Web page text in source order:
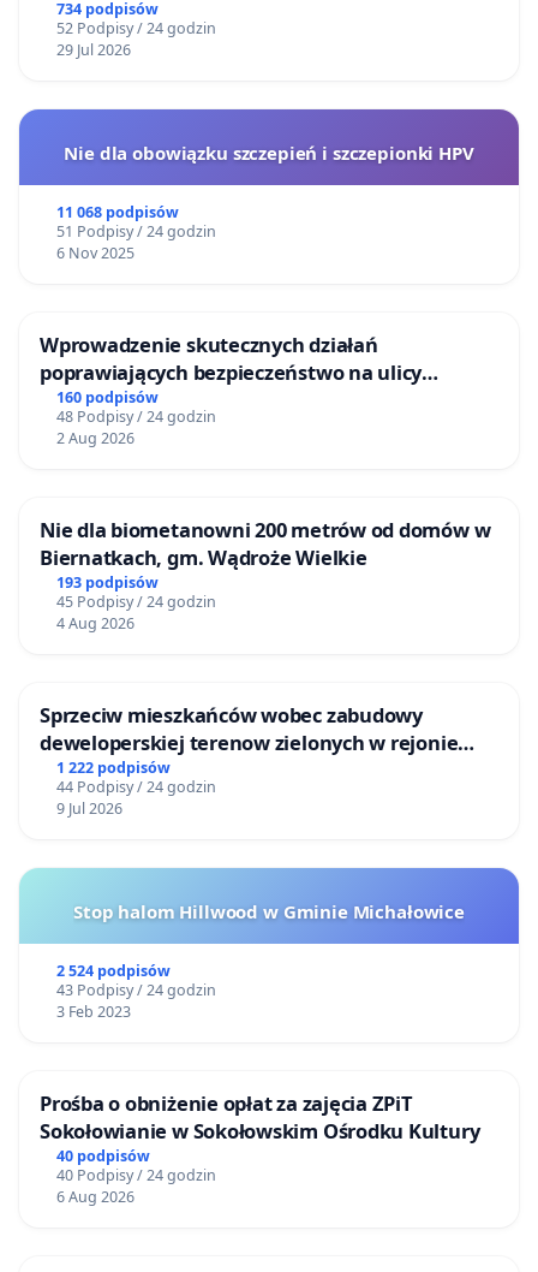
ogrody działkowe.
734 podpisów
52 Podpisy / 24 godzin
29 Jul 2026
Nie dla obowiązku szczepień i szczepionki HPV
11 068 podpisów
51 Podpisy / 24 godzin
6 Nov 2025
Wprowadzenie skutecznych działań
poprawiających bezpieczeństwo na ulicy
Żeromskiego w Otwocku
160 podpisów
48 Podpisy / 24 godzin
2 Aug 2026
Nie dla biometanowni 200 metrów od domów w
Biernatkach, gm. Wądroże Wielkie
193 podpisów
45 Podpisy / 24 godzin
4 Aug 2026
Sprzeciw mieszkańców wobec zabudowy
deweloperskiej terenow zielonych w rejonie
Bulwarów Straceńskich w Bielsku-Białej
1 222 podpisów
44 Podpisy / 24 godzin
9 Jul 2026
Stop halom Hillwood w Gminie Michałowice
2 524 podpisów
43 Podpisy / 24 godzin
3 Feb 2023
Prośba o obniżenie opłat za zajęcia ZPiT
Sokołowianie w Sokołowskim Ośrodku Kultury
40 podpisów
40 Podpisy / 24 godzin
6 Aug 2026